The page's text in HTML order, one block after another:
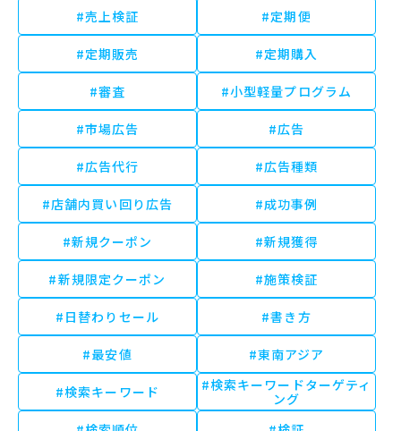
#売上検証 #定期便
#定期販売 #定期購入
#審査 #小型軽量プログラム
#市場広告 #広告
#広告代行 #広告種類
#店舗内買い回り広告 #成功事例
#新規クーポン #新規獲得
#新規限定クーポン #施策検証
#日替わりセール #書き方
#最安値 #東南アジア
#検索キーワード
#検索キーワードターゲティ
ング